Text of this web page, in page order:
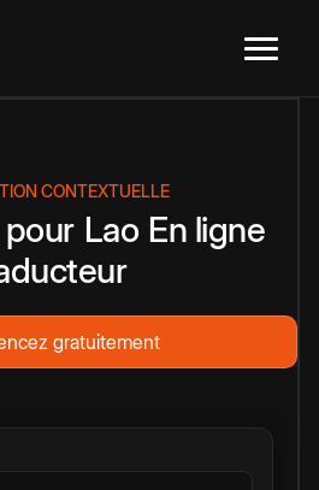
CONTEXTUELLE
pour Lao En ligne
gratuitement